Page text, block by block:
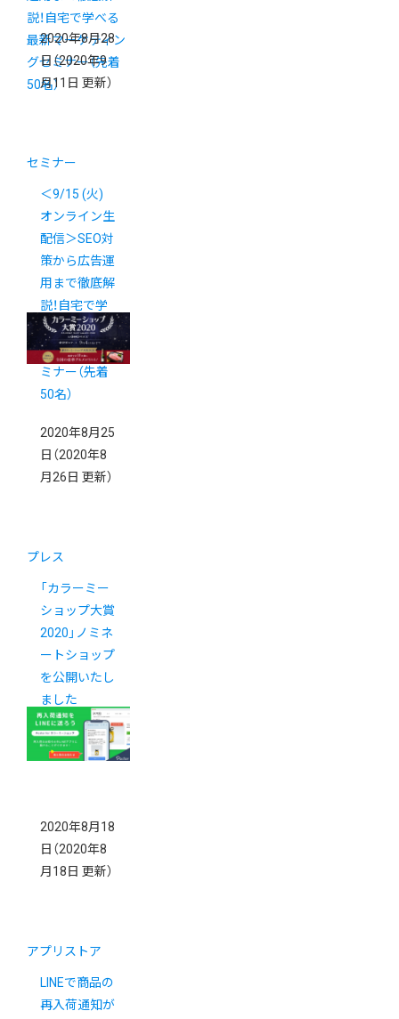
2020年8月28
日 （2020年9
月11日 更新）
セミナー
＜9/15 (火)
オンライン生
配信＞SEO対
策から広告運
用まで徹底解
説！自宅で学
べる最新マー
ケティングセ
ミナー（先着
50名）
2020年8月25
日 （2020年8
月26日 更新）
プレス
「カラーミー
ショップ大賞
2020」ノミネ
ートショップ
を公開いたし
ました
2020年8月18
日 （2020年8
月18日 更新）
アプリストア
LINEで商品の
再入荷通知が